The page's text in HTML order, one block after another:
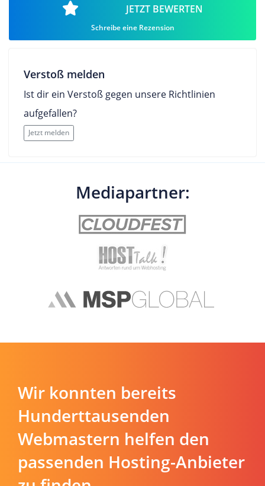
JETZT BEWERTEN
Schreibe eine Rezension
Verstoß melden
Ist dir ein Verstoß gegen unsere Richtlinien
aufgefallen?
Jetzt melden
Mediapartner:
Wir konnten bereits
Hunderttausenden
Webmastern helfen den
passenden Hosting-Anbieter